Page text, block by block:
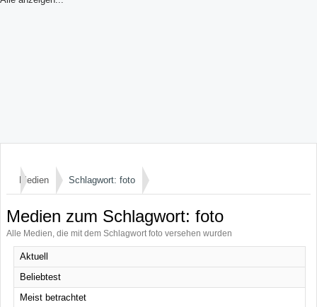
Medien Schlagwort: foto
Medien zum Schlagwort: foto
Alle Medien, die mit dem Schlagwort foto versehen wurden
Aktuell
Beliebtest
Meist betrachtet